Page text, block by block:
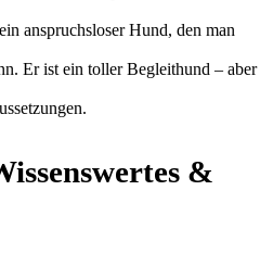
anspruchsloser Hund, den man
Er ist ein toller Begleithund – aber
&